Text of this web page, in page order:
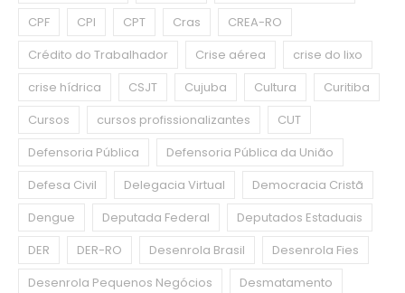
CPF
CPI CPT Cras
CREA-RO
Crédito do Trabalhador
Crise aérea
crise do lixo
crise hídrica
CSJT Cujuba Cultura
Curitiba
Cursos
cursos profissionalizantes
CUT
Defensoria Pública
Defensoria Pública da União
Defesa Civil
Delegacia Virtual
Democracia Cristã
Dengue
Deputada Federal
Deputados Estaduais
DER
DER-RO Desenrola Brasil
Desenrola Fies
Desenrola Pequenos Negócios
Desmatamento